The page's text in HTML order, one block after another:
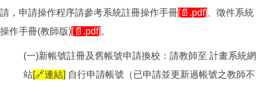
請，申請操作程序請參考系統註冊操作手冊[📄.pdf]
、徵件系統
操作手冊(教師版)[📄.pdf] 。
(一)新帳號註冊及舊帳號申請換校：請教師至 計畫系統網
站[🔗連結] 自行申請帳號（已申請並更新過帳號之教師不